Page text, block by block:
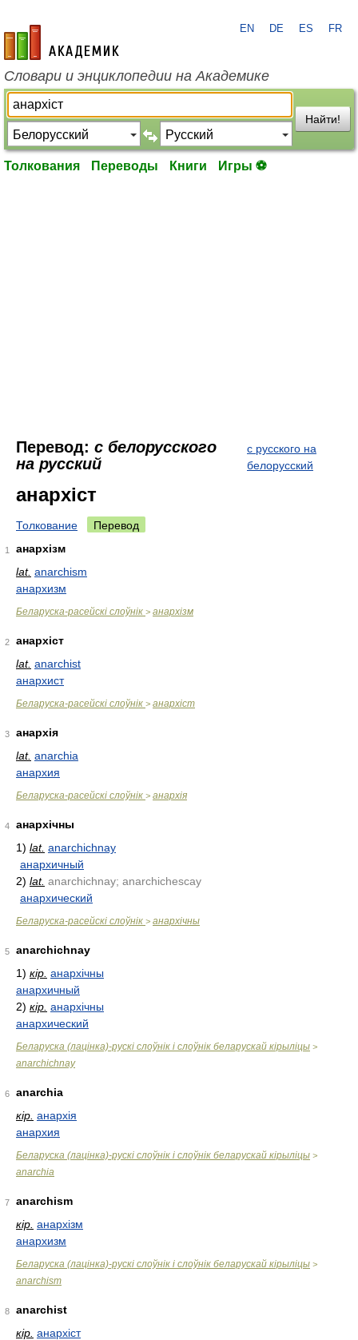
academic.ru
EN DE ES FR
Словари и энциклопедии на Академике
Найти!
Толкования Переводы Книги Игры ⚽
Перевод: с белорусского
на русский
с русского на
белорусский
анархіст
Толкование Перевод
1
анархізм
lat. anarchism
анархизм
Беларуска-расейскі слоўнік > анархізм
2
анархіст
lat. anarchist
анархист
Беларуска-расейскі слоўнік > анархіст
3
анархія
lat. anarchia
анархия
Беларуска-расейскі слоўнік > анархія
4
анархічны
1) lat. anarchichnay
анархичный
2) lat. anarchichnay; anarchichescay
анархический
Беларуска-расейскі слоўнік > анархічны
5
anarchichnay
1) кір. анархічны
анархичный
2) кір. анархічны
анархический
Беларуска (лацінка)-рускі слоўнік і слоўнік беларускай кірыліцы >
anarchichnay
6
anarchia
кір. анархія
анархия
Беларуска (лацінка)-рускі слоўнік і слоўнік беларускай кірыліцы >
anarchia
7
anarchism
кір. анархізм
анархизм
Беларуска (лацінка)-рускі слоўнік і слоўнік беларускай кірыліцы >
anarchism
8
anarchist
кір. анархіст